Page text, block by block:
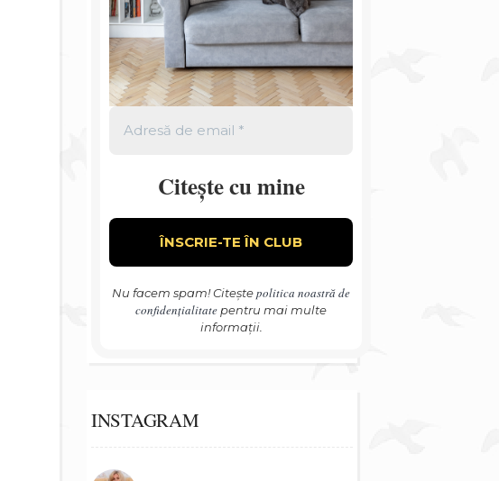
Citește cu mine
Nu facem spam! Citeștepolitica noastră de
confidențialitate pentru mai multe
informații.
INSTAGRAM